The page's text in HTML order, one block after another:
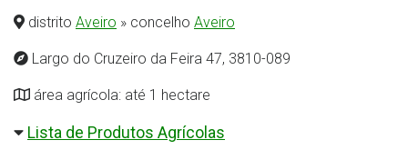
distrito Aveiro » concelho Aveiro
Largo do Cruzeiro da Feira 47, 3810-089
área agrícola: até 1 hectare
Lista de Produtos Agrícolas